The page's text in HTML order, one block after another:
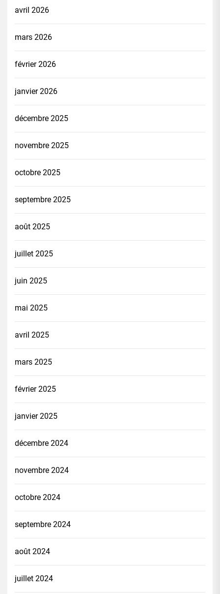
avril 2026
mars 2026
février 2026
janvier 2026
décembre 2025
novembre 2025
octobre 2025
septembre 2025
août 2025
juillet 2025
juin 2025
mai 2025
avril 2025
mars 2025
février 2025
janvier 2025
décembre 2024
novembre 2024
octobre 2024
septembre 2024
août 2024
juillet 2024